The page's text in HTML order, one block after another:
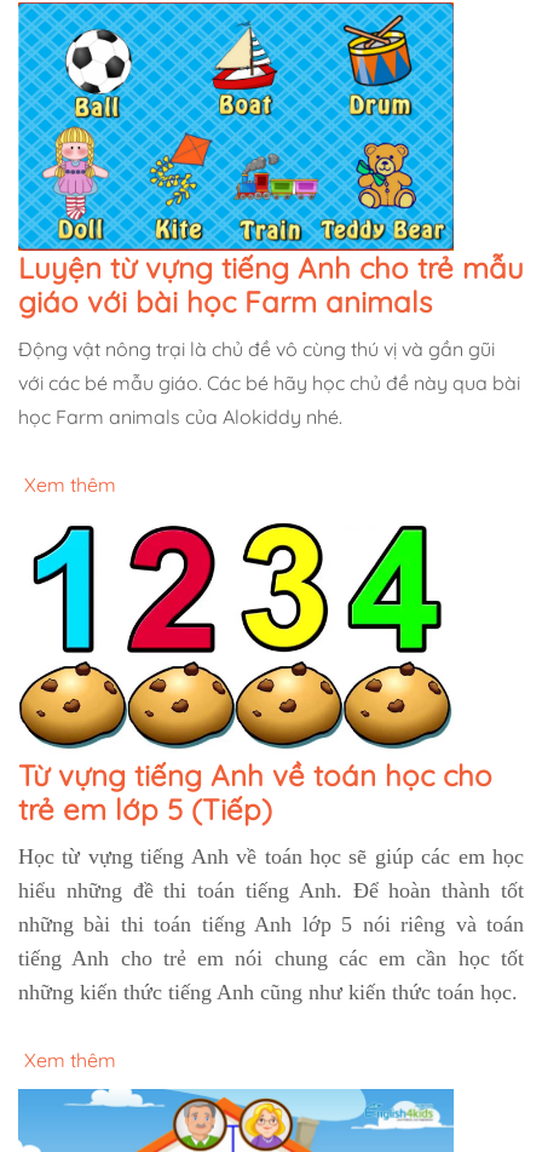
Luyện từ vựng tiếng Anh cho trẻ mẫu
giáo với bài học Farm animals
Động vật nông trại là chủ đề vô cùng thú vị và gần gũi
với các bé mẫu giáo. Các bé hãy học chủ đề này qua bài
học Farm animals của Alokiddy nhé.
Xem thêm
Từ vựng tiếng Anh về toán học cho
trẻ em lớp 5 (Tiếp)
Học từ vựng tiếng Anh về toán học sẽ giúp các em học
hiểu những đề thi toán tiếng Anh. Để hoàn thành tốt
những bài thi toán tiếng Anh lớp 5 nói riêng và toán
tiếng Anh cho trẻ em nói chung các em cần học tốt
những kiến thức tiếng Anh cũng như kiến thức toán học.
Xem thêm